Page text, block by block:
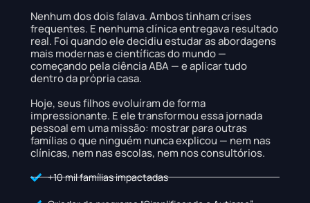
Nenhum dos dois falava. Ambos tinham crises
frequentes. E nenhuma clínica entregava resultado
real. Foi quando ele decidiu estudar as abordagens
mais modernas e científicas do mundo —
começando pela ciência ABA — e aplicar tudo
dentro da própria casa.
Hoje, seus filhos evoluíram de forma
impressionante. E ele transformou essa jornada
pessoal em uma missão: mostrar para outras
famílias o que ninguém nunca explicou — nem nas
clínicas, nem nas escolas, nem nos consultórios.
+10 mil famílias impactadas